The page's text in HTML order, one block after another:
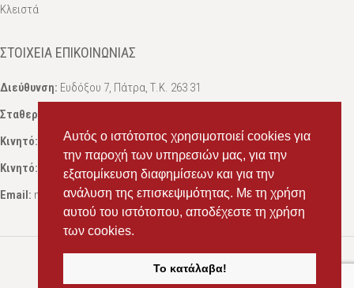
Αυτός ο ιστότοπος χρησιμοποιεί cookies για
την παροχή των υπηρεσιών μας, για την
εξατομίκευση διαφημίσεων και για την
ανάλυση της επισκεψιμότητας. Με τη χρήση
αυτού του ιστότοπου, αποδέχεστε τη χρήση
των cookies.
Το κατάλαβα!
Κλειστά
ΣΤΟΙΧΕΊΑ ΕΠΙΚΟΙΝΩΝΊΑΣ
Διεύθυνση: Ευδόξου 7, Πάτρα, Τ.Κ. 263 31
Σταθερό:
Κινητό:
69434 75072 , Σαλπόγλου Μαρία
Κινητό:
6946 504787, Σαλπόγλου Στέφανος
Email: ms.packst1@gmail.com